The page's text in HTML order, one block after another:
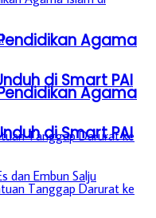
Agama
di Smart PAI
Agama
di Smart PAI